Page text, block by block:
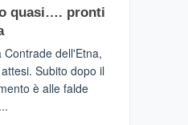
quasi…. pronti
Contrade dell'Etna,
Subito dopo il
è alle falde